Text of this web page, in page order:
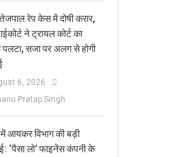
रेप केस में दोषी करार,
ने ट्रायल कोर्ट का
सजा पर अलग से होगी
6, 2026
Pratap Singh
आयकर विभाग की बड़ी
‘पैसा लो’ फाइनेंस कंपनी के